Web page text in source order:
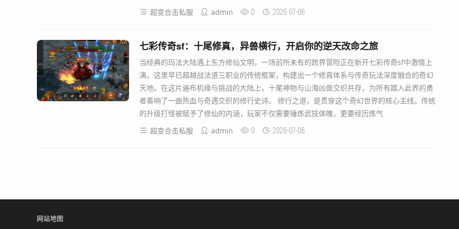
超变合击私服
admin 0 2026-07-06
七彩传奇sf：十尾修真，异兽横行，开启你的逆天改命之旅
当经典的玛法大陆遇上东方修仙文明，一场前所未有的跨界冒险正在新开七彩传奇sf中激情上
演。这里早已超越战法道三职业的传统框架，构建出一个修真体系与传奇玩法深度融合的奇幻
天地。在这片遍布机缘与挑战的大陆上，十尾神物与山海凶兽交织共存，为所有踏入此界的勇
者奏响了一曲热血与奇遇交织的修行史诗。 修行之道，是贯穿这个奇幻世界的核心主线。传统
的升级打怪被赋予了修仙的内涵，玩家不仅需要锤炼武技体魄，更要经历炼气
超变合击私服
admin 0 2026-07-06
网站地图